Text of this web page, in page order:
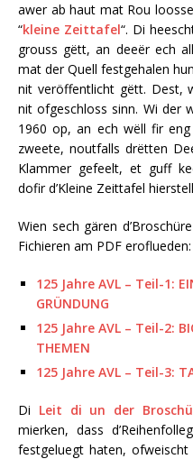
awer ab haut mat Rou
“kleine Zeittafel“. Di
grouss gëtt, an deeër ech
mat der Quell festgehalen
nit veröffentlicht gëtt. Dest,
nit ofgeschloss sinn. Wi der
1960 op, an ech wëll fir
zweete, noutfalls drëtten
Klammer gefeelt, et guff
dofir d’Kleine Zeittafel
Wien sech gären
Fichieren am PDF eroflueden:
125 Jahre AVL – Teil-1:
GRÜNDUNG
125 Jahre AVL – Teil-2:
THEMEN
125 Jahre AVL – Teil-3:
Di Leit di un der
mierken, dass
festgeluegt haten,